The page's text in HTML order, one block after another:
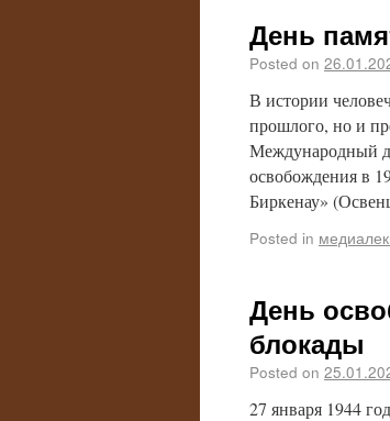
День
Posted on
В истории
прошлого, но и
Международный
освобождения в
Биркенау»
Posted in
День
блокады
Posted on
27 января 1944